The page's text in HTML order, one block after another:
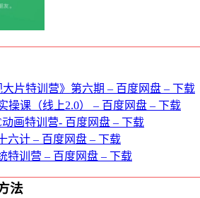
大片特训营》第六期 – 百度网盘 – 下载
操课（线上2.0） – 百度网盘 – 下载
画特训营- 百度网盘 – 下载
六计 – 百度网盘 – 下载
特训营 – 百度网盘 – 下载
法